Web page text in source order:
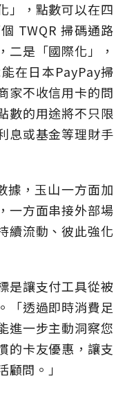
」，點數可以在四
TWQR 掃碼通路
二是「國際化」，
在日本PayPay掃
家不收信用卡的問
數的用途將不只限
息或基金等理財手
據，玉山一方面加
一方面串接外部場
續流動、彼此強化
是讓支付工具從被
「透過即時消費足
進一步主動洞察您
的卡友優惠，讓支
問。」